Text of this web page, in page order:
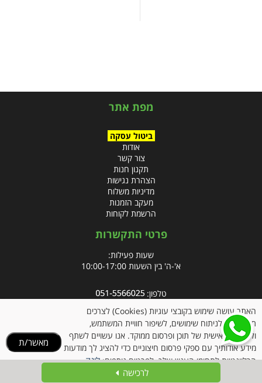
מפת אתר
ביטול עסקה
אודות
צור קשר
תקנון חנות
הצהרת נגישות
מדיניות משלוח
מעקב הזמנות
הרשמת לקוחות
פרטי התקשרות
שעות פעילות:
א'-ה' בין השעות 10:00-17:00
טלפון:
אימייל:info@clubpharm.co.il
כתובת : קניון M הדרך, צומת ינאי, מושב בית חירות 40291
לרכישה
האתר עושה שימוש בקובצי עוגיות (Cookies) לצרכים
תפעוליים, לניתוח שימושים, לשיפור חוויית המשתמש,
ולהתאמה אישית של תוכן ופרסום ממוקד. אנו עשויים לשתף
מידע אודותיך עם ספקי פרסום חיצוניים כדי להציג לך מודעות
הרלוונטיות לתחומי העניין שלך. לפרטים נוספים:לינק
מאשר/ת